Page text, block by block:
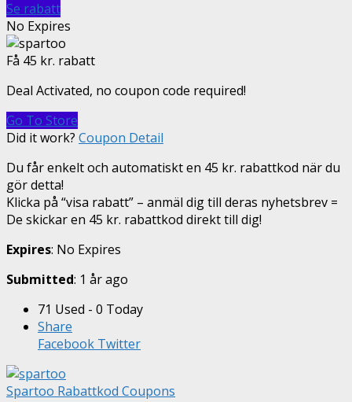
Se rabatt
No Expires
Få 45 kr. rabatt
Deal Activated, no coupon code required!
Go To Store
Did it work? Coupon Detail
Du får enkelt och automatiskt en 45 kr. rabattkod när du
gör detta!
Klicka på “visa rabatt” – anmäl dig till deras nyhetsbrev =
De skickar en 45 kr. rabattkod direkt till dig!
Expires: No Expires
Submitted: 1 år ago
71 Used - 0 Today
Share
Facebook Twitter
Spartoo Rabattkod Coupons